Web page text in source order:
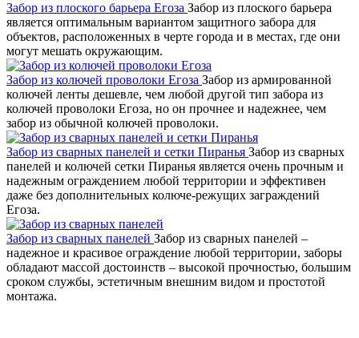
Забор из плоского барьера Егоза Забор из плоского барьера
является оптимальным вариантом защитного забора для
объектов, расположенных в черте города и в местах, где они
могут мешать окружающим.
Забор из колючей проволоки Егоза Забор из армированной
колючей ленты дешевле, чем любой другой тип забора из
колючей проволоки Егоза, но он прочнее и надежнее, чем
забор из обычной колючей проволоки.
Забор из сварных панелей и сетки Пиранья Забор из сварных
панелей и колючей сетки Пиранья является очень прочным и
надежным ограждением любой территории и эффективен
даже без дополнительных колюче-режущих заграждений
Егоза.
Забор из сварных панелей Забор из сварных панелей –
надежное и красивое ограждение любой территории, заборы
обладают массой достоинств – высокой прочностью, большим
сроком службы, эстетичным внешним видом и простотой
монтажа.